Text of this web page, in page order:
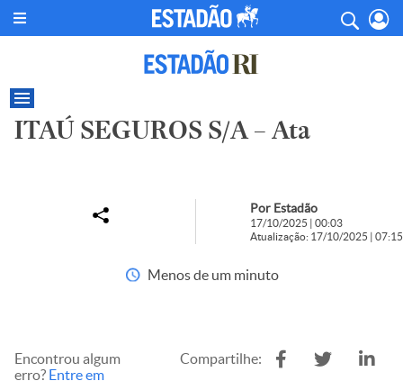
ITAÚ SEGUROS S/A – Ata
Por Estadão
17/10/2025 | 00:03
Atualização: 17/10/2025 | 07:15
Menos de um minuto
Encontrou algum
erro? Entre em
Compartilhe: